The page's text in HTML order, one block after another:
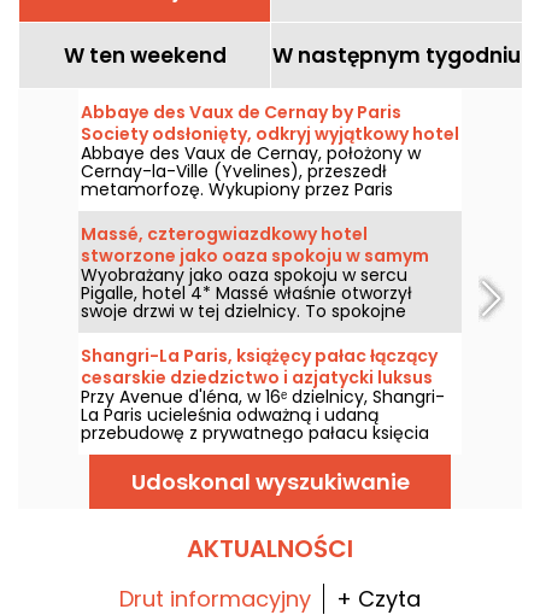
W ten weekend W następnym tygodniu
Abbaye des Vaux de Cernay by Paris
Society odsłonięty, odkryj wyjątkowy hotel
Abbaye des Vaux de Cernay, położony w
Cernay-la-Ville (Yvelines), przeszedł
metamorfozę. Wykupiony przez Paris
Society, jest prawdziwym luksusowym
hotelem z wieloma atutami, w tym nie mniej
niż 4 restauracjami i 2 barami. Zabierzemy
Cię na odkrywczą wycieczkę.
Massé, czterogwiazdkowy hotel
stworzone jako oaza spokoju w samym
sercu Pigalle, oraz restauracja Trente
Paris
Wyobrażany jako oaza spokoju w sercu
Pigalle, hotel 4* Massé właśnie otworzył
swoje drzwi w tej dzielnicy. To spokojne
miejsce w samym centrum tętniącego
życiem Pigalle, które wkrótce zyska nową
atrakcję – wiosną 2026 roku, otwarcie
restauracji Trente Paris.
Shangri-La Paris, książęcy pałac łączący
cesarskie dziedzictwo i azjatycki luksus
przy Avenue d'Iéna
Przy Avenue d'Iéna, w 16ᵉ dzielnicy, Shangri-
La Paris ucieleśnia odważną i udaną
przebudowę z prywatnego pałacu księcia
Rolanda Bonaparte na hotel wpisany na listę
zabytków i wyróżniający się pałac.
Udoskonal wyszukiwanie
AKTUALNOŚCI
Drut informacyjny + Czyta